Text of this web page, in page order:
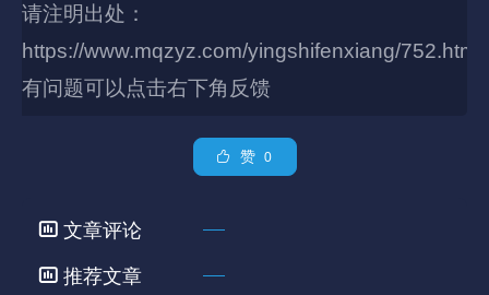
请注明出处：
https://www.mqzyz.com/yingshifenxiang/752.html
有问题可以点击右下角反馈
赞 0
文章评论
推荐文章